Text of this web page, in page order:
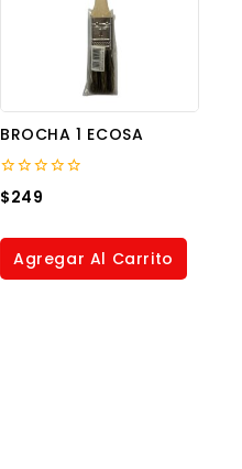
BROCHA 1 ECOSA
0
out
5
$249
Agregar Al Carrito